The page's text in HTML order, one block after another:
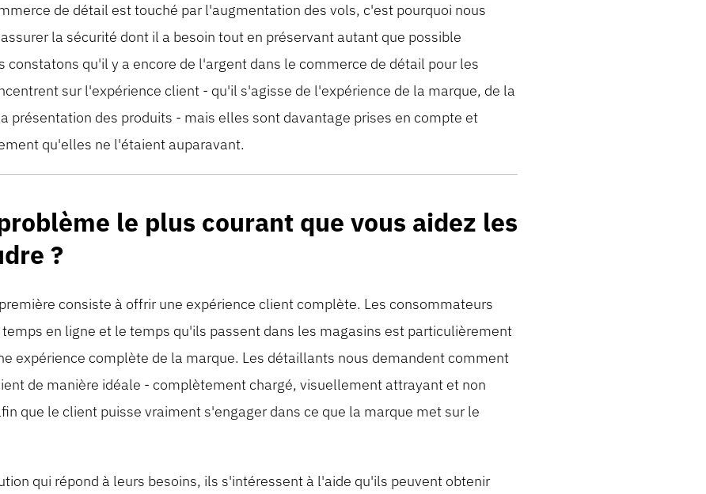
de détail est touché par l'augmentation des vols, c'est pourquoi nous
la sécurité dont il a besoin tout en préservant autant que possible
constatons qu'il y a encore de l'argent dans le commerce de détail pour les
sur l'expérience client - qu'il s'agisse de l'expérience de la marque, de la
présentation des produits - mais elles sont davantage prises en compte et
qu'elles ne l'étaient auparavant.
le plus courant que vous aidez les
?
consiste à offrir une expérience client complète. Les consommateurs
en ligne et le temps qu'ils passent dans les magasins est particulièrement
expérience complète de la marque. Les détaillants nous demandent comment
de manière idéale - complètement chargé, visuellement attrayant et non
que le client puisse vraiment s'engager dans ce que la marque met sur le
qui répond à leurs besoins, ils s'intéressent à l'aide qu'ils peuvent obtenir